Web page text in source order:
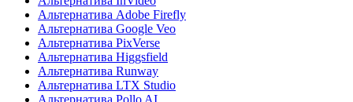
Альтернатива Adobe Firefly
Альтернатива Google Veo
Альтернатива PixVerse
Альтернатива Higgsfield
Альтернатива Runway
Альтернатива LTX Studio
Альтернатива Pollo AI